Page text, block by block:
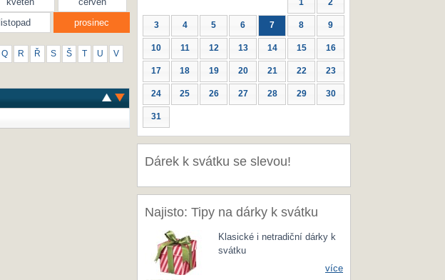
listopad prosinec
Q R Ř S Š T U V
1 2
3 4 5 6 7 8 9
10 11 12 13 14 15 16
17 18 19 20 21 22 23
24 25 26 27 28 29 30
31
Dárek k svátku se slevou!
Najisto: Tipy na dárky k svátku
Klasické i netradiční dárky k
svátku
více